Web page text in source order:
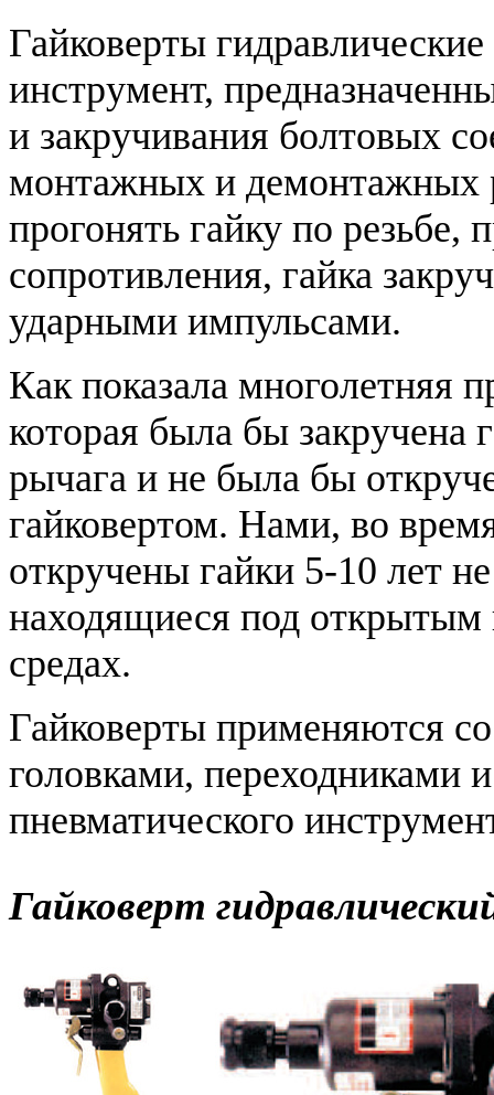
Гайковерты
инструмент,
и закручивания болтовых
монтажных и демонтажных
прогонять гайку по резьбе,
сопротивления, гайка
ударными импульсами.
Как показала многолетняя
которая была бы
рычага и не была бы
гайковертом. Нами, во
откручены гайки 5-10 лет
находящиеся под открытым
средах.
Гайковерты применяются
головками, переходниками
пневматического
Гайковерт
- Идеальный для
сверления в дереве.
- Малая масса.